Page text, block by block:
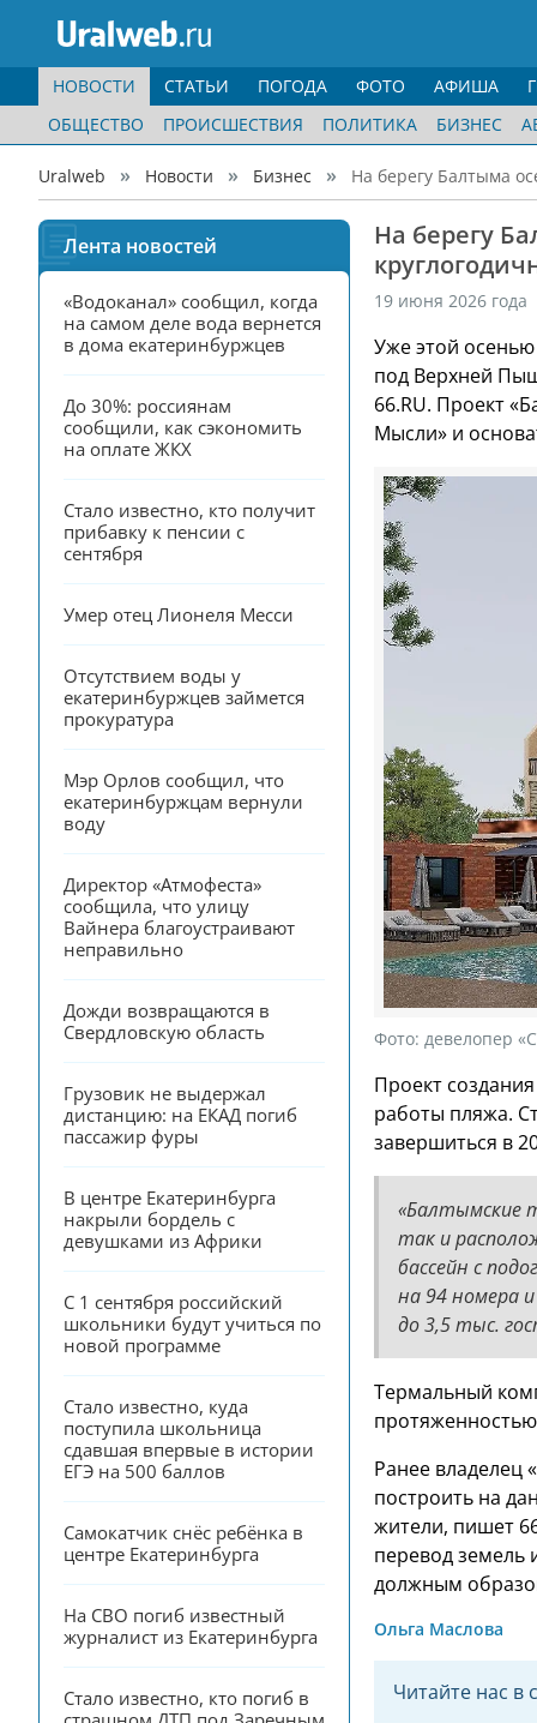
НОВОСТИ
ОБЩЕСТВО
ПРОИСШЕСТВИЯ ПОЛИТИКА БИЗНЕС
СТАТЬИ ПОГОДА ФОТО АФИША
Uralweb Новости Бизнес На берегу Балтыма
Лента новостей
«Водоканал» сообщил, когда
на самом деле вода вернется
в дома екатеринбуржцев
До 30%: россиянам
сообщили, как сэкономить
на оплате ЖКХ
Стало известно, кто получит
прибавку к пенсии с
сентября
Умер отец Лионеля Месси
Отсутствием воды у
екатеринбуржцев займется
прокуратура
Мэр Орлов сообщил, что
екатеринбуржцам вернули
воду
Директор «Атмофеста»
сообщила, что улицу
Вайнера благоустраивают
неправильно
Дожди возвращаются в
Свердловскую область
Грузовик не выдержал
дистанцию: на ЕКАД погиб
пассажир фуры
В центре Екатеринбурга
накрыли бордель с
девушками из Африки
С 1 сентября российский
школьники будут учиться по
новой программе
Стало известно, куда
поступила школьница
сдавшая впервые в истории
ЕГЭ на 500 баллов
Самокатчик снёс ребёнка в
центре Екатеринбурга
На СВО погиб известный
журналист из Екатеринбурга
Стало известно, кто погиб в
На берегу
19 июня 2026 года
Уже этой
под Верхней
66.RU. Проект
Мысли» и
Фото: девелопер
Проект
работы пляжа.
завершиться в
«Балтымские
так и
бассейн с
на 94 номера
до 3,5 тыс.
Термальный
Ранее владелец
построить на
жители, пишет
перевод земель
должным
Ольга Маслова
Читайте нас в